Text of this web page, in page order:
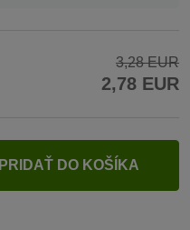
3,28 EUR
2,78 EUR
PRIDAŤ DO KOŠÍKA